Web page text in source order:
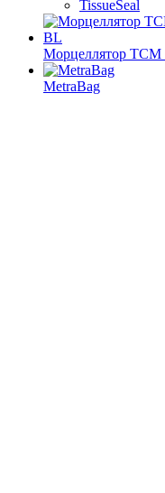
TissueSeal
Морцеллятор ТСМ
MetraBag